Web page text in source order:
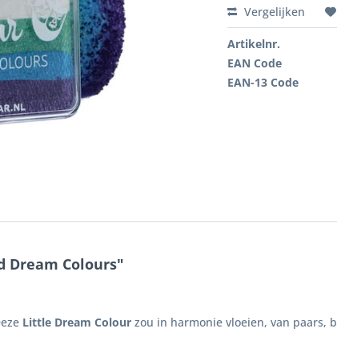
Vergelijken
Artikelnr.
EAN Code
EAN-13 Code
Colours"
Little Dream Colour zou in harmonie vloeien, van paars,